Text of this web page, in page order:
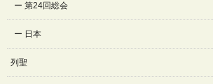
第24回総会
日本
列聖